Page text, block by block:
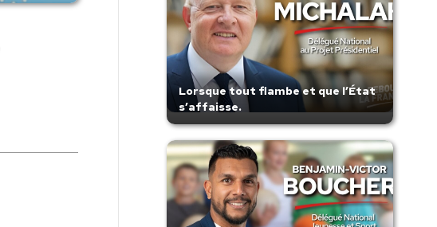
Lorsque tout flambe et que l’État
s’affaisse.